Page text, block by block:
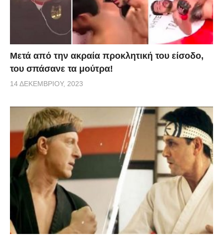
Μετά από την ακραία προκλητική του είσοδο,
του σπάσανε τα μούτρα!
14 ΔΕΚΕΜΒΡΊΟΥ, 2023